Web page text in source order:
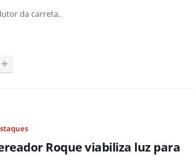
da carreta.
Roque viabiliza luz para